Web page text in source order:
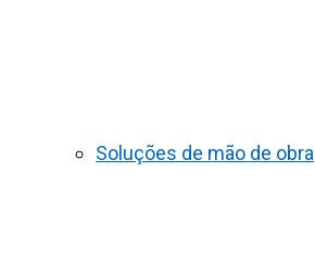
Soluções de mão de obra